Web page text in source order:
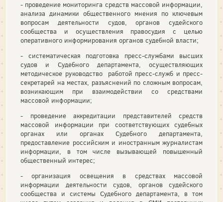
- проведение мониторинга средств массовой информации,
анализа динамики общественного мнения по ключевым
вопросам деятельности судов, органов судейского
сообщества и осуществления правосудия с целью
оперативного информирования органов судебной власти;
- систематическая подготовка пресс-службами высших
судов и Судебного департамента, осуществляющих
методическое руководство работой пресс-служб и пресс-
секретарей на местах, разъяснений по сложным вопросам,
возникающим при взаимодействии со средствами
массовой информации;
- проведение аккредитации представителей средств
массовой информации при соответствующих судебных
органах или органах Судебного департамента,
предоставление российским и иностранным журналистам
информации, в том числе вызывающей повышенный
общественный интерес;
- организация освещения в средствах массовой
информации деятельности судов, органов судейского
сообщества и системы Судебного департамента, в том